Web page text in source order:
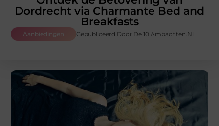
Dordrecht via Charmante Bed and
Breakfasts
Aanbiedingen Gepubliceerd Door De 10 Ambachten.nl